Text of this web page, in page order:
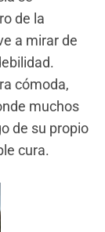
de la
a mirar de
cómoda,
muchos
de su propio
cura.